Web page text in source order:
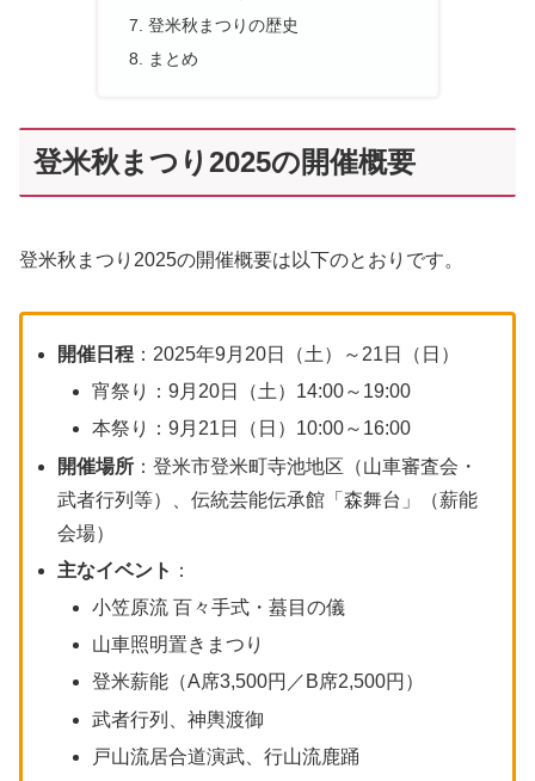
登米秋まつりの歴史
まとめ
登米秋まつり2025の開催概要
登米秋まつり2025の開催概要は以下のとおりです。
開催日程 ：2025年9月20日（土）～21日（日）
宵祭り：9月20日（土）14:00～19:00
本祭り：9月21日（日）10:00～16:00
開催場所 ：登米市登米町寺池地区（山車審査会・
武者行列等）、伝統芸能伝承館「森舞台」（薪能
会場）
主なイベント ：
小笠原流 百々手式・蟇目の儀
山車照明置きまつり
登米薪能（A席3,500円／B席2,500円）
武者行列、神輿渡御
戸山流居合道演武、行山流鹿踊